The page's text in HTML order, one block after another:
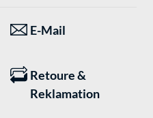
E-Mail
Retoure &
Reklamation